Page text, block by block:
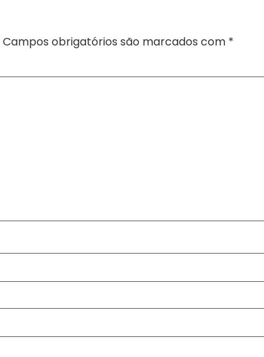
Campos obrigatórios são marcados com *